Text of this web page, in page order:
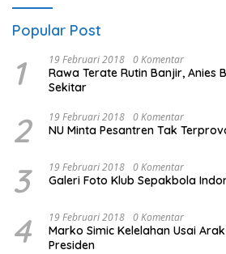
Popular Post
1 19 Februari 2018 0 Komentar
Rawa Terate Rutin Banjir, Anies
Sekitar
2 19 Februari 2018 0 Komentar
NU Minta Pesantren Tak
3 19 Februari 2018 0 Komentar
Galeri Foto Klub Sepakbola
4 19 Februari 2018 0 Komentar
Marko Simic Kelelahan Usai
Presiden